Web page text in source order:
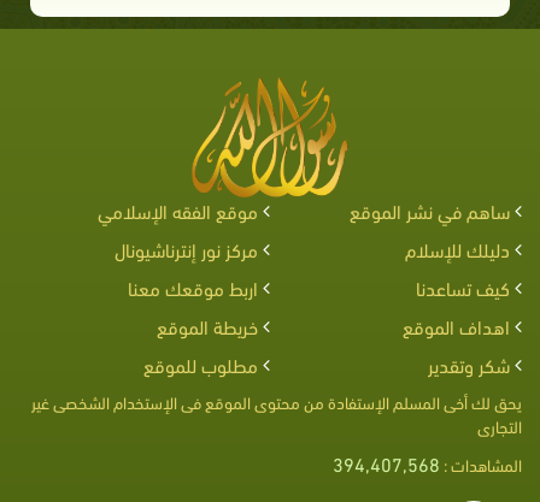
ساهم في نشر الموقع
موقع الفقه الإسلامي
دليلك للإسلام
مركز نور إنترناشيونال
كيف تساعدنا
اربط موقعك معنا
اهداف الموقع
خريطة الموقع
شكر وتقدير
مطلوب للموقع
يحق لك أخى المسلم الإستفادة من محتوى الموقع فى الإستخدام الشخصى غير
التجارى
المشاهدات : 394,407,568